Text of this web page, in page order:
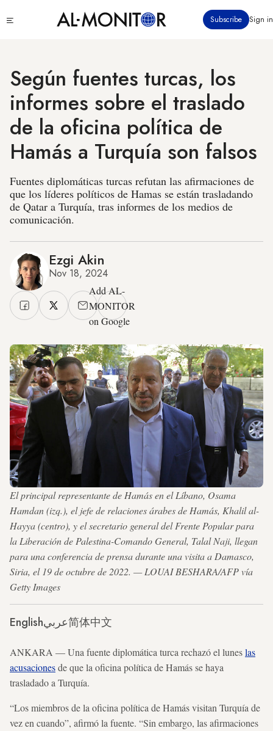
Subscribe Sign in
Según fuentes turcas, los
informes sobre el traslado
de la oficina política de
Hamás a Turquía son falsos
Fuentes diplomáticas turcas refutan las afirmaciones de
que los líderes políticos de Hamas se están trasladando
de Qatar a Turquía, tras informes de los medios de
comunicación.
Ezgi Akin
Nov 18, 2024
Add AL-
MONITOR
on Google
El principal representante de Hamás en el Líbano, Osama
Hamdan (izq.), el jefe de relaciones árabes de Hamás, Khalil al-
Hayya (centro), y el secretario general del Frente Popular para
la Liberación de Palestina-Comando General, Talal Naji, llegan
para una conferencia de prensa durante una visita a Damasco,
Siria, el 19 de octubre de 2022. — LOUAI BESHARA/AFP vía
Getty Images
Englishعربي简体中文
ANKARA — Una fuente diplomática turca rechazó el luneslas
acusacionesde que la oficina política de Hamás se haya
trasladado a Turquía.
“Los miembros de la oficina política de Hamás visitan Turquía de
vez en cuando”, afirmó la fuente. “Sin embargo, las afirmaciones